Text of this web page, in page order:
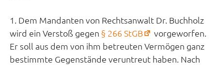
1. Dem Mandanten von Rechtsanwalt Dr. Buchholz
wird ein Verstoß gegen § 266 StGB
(öffnet
in
neuem
vorgeworfen.
Er soll aus dem von ihm betreuten Vermögen ganz
bestimmte Gegenstände veruntreut haben. Nach